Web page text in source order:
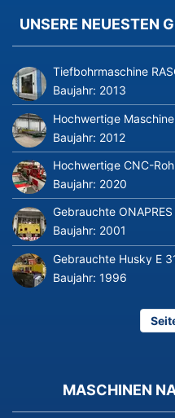
UNSERE NEUESTEN
Tiefbohrmaschine
Baujahr: 2013
Hochwertige
Baujahr: 2012
Hochwertige CNC-
Baujahr: 2020
Gebrauchte
Baujahr: 2001
Gebrauchte Husky E
Baujahr: 1996
MASCHINEN